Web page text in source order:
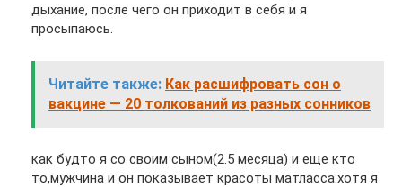
дыхание, после чего он приходит в себя и я
просыпаюсь.
Читайте также: Как расшифровать сон о
вакцине — 20 толкований из разных сонников
как будто я со своим сыном(2.5 месяца) и еще кто
то,мужчина и он показывает красоты матласса.хотя я